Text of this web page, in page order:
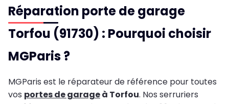
Réparation porte de garage
Torfou (91730) : Pourquoi choisir
MGParis ?
MGParis est le réparateur de référence pour toutes
vos portes de garageà Torfou. Nos serruriers